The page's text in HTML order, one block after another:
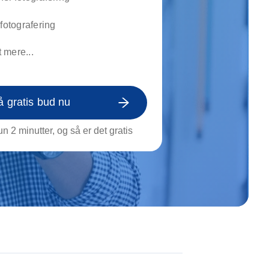
af genstande
mere...
gratis bud nu
2 minutter, og så er det gratis